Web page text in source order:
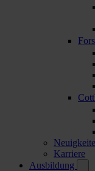
Karriere
Ausbildung